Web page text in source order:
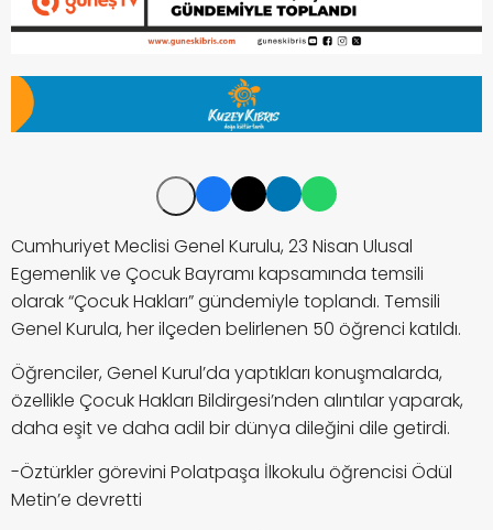
Cumhuriyet Meclisi Genel Kurulu, 23 Nisan Ulusal
Egemenlik ve Çocuk Bayramı kapsamında temsili
olarak“Çocuk Hakları” gündemiyle toplandı. Temsili
Genel Kurula, her ilçeden belirlenen 50 öğrenci katıldı.
Öğrenciler, Genel Kurul’da yaptıkları konuşmalarda,
özellikle Çocuk Hakları Bildirgesi’nden alıntılar yaparak,
daha eşit ve daha adil bir dünya dileğini dile getirdi.
-Öztürkler görevini Polatpaşa İlkokulu öğrencisi Ödül
Metin’e devretti